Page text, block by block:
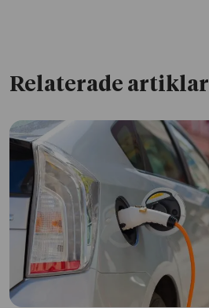
Relaterade artiklar